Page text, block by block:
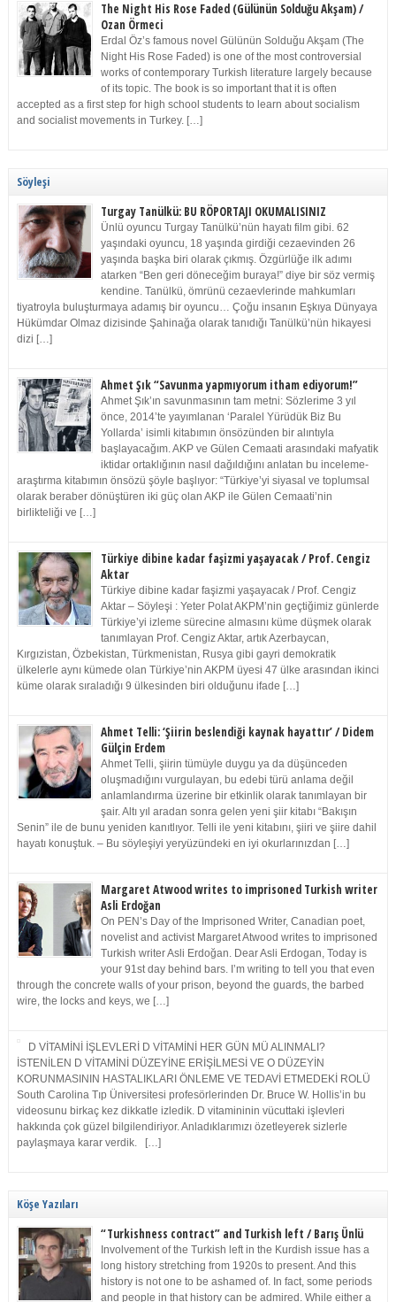
The Night His Rose Faded (Gülünün Solduğu Akşam) /
Ozan Örmeci
Erdal Öz’s famous novel Gülünün Solduğu Akşam (The
Night His Rose Faded) is one of the most controversial
works of contemporary Turkish literature largely because
of its topic. The book is so important that it is often
accepted as a first step for high school students to learn about socialism
and socialist movements in Turkey. […]
Söyleşi
Turgay Tanülkü: BU RÖPORTAJI OKUMALISINIZ
Ünlü oyuncu Turgay Tanülkü’nün hayatı film gibi. 62
yaşındaki oyuncu, 18 yaşında girdiği cezaevinden 26
yaşında başka biri olarak çıkmış. Özgürlüğe ilk adımı
atarken “Ben geri döneceğim buraya!” diye bir söz vermiş
kendine. Tanülkü, ömrünü cezaevlerinde mahkumları
tiyatroyla buluşturmaya adamış bir oyuncu… Çoğu insanın Eşkıya Dünyaya
Hükümdar Olmaz dizisinde Şahinağa olarak tanıdığı Tanülkü’nün hikayesi
dizi […]
Ahmet Şık “Savunma yapmıyorum itham ediyorum!”
Ahmet Şık’ın savunmasının tam metni: Sözlerime 3 yıl
önce, 2014’te yayımlanan ‘Paralel Yürüdük Biz Bu
Yollarda’ isimli kitabımın önsözünden bir alıntıyla
başlayacağım. AKP ve Gülen Cemaati arasındaki mafyatik
iktidar ortaklığının nasıl dağıldığını anlatan bu inceleme-
araştırma kitabımın önsözü şöyle başlıyor: “Türkiye’yi siyasal ve toplumsal
olarak beraber dönüştüren iki güç olan AKP ile Gülen Cemaati’nin
birlikteliği ve […]
Türkiye dibine kadar faşizmi yaşayacak / Prof. Cengiz
Aktar
Türkiye dibine kadar faşizmi yaşayacak / Prof. Cengiz
Aktar – Söyleşi : Yeter Polat AKPM’nin geçtiğimiz günlerde
Türkiye’yi izleme sürecine almasını küme düşmek olarak
tanımlayan Prof. Cengiz Aktar, artık Azerbaycan,
Kırgızistan, Özbekistan, Türkmenistan, Rusya gibi gayri demokratik
ülkelerle aynı kümede olan Türkiye’nin AKPM üyesi 47 ülke arasından ikinci
küme olarak sıraladığı 9 ülkesinden biri olduğunu ifade […]
Ahmet Telli: ‘Şiirin beslendiği kaynak hayattır’ / Didem
Gülçin Erdem
Ahmet Telli, şiirin tümüyle duygu ya da düşünceden
oluşmadığını vurgulayan, bu edebi türü anlama değil
anlamlandırma üzerine bir etkinlik olarak tanımlayan bir
şair. Altı yıl aradan sonra gelen yeni şiir kitabı “Bakışın
Senin” ile de bunu yeniden kanıtlıyor. Telli ile yeni kitabını, şiiri ve şiire dahil
hayatı konuştuk. – Bu söyleşiyi yeryüzündeki en iyi okurlarınızdan […]
Margaret Atwood writes to imprisoned Turkish writer
Asli Erdoğan
On PEN’s Day of the Imprisoned Writer, Canadian poet,
novelist and activist Margaret Atwood writes to imprisoned
Turkish writer Asli Erdoğan. Dear Asli Erdogan, Today is
your 91st day behind bars. I’m writing to tell you that even
through the concrete walls of your prison, beyond the guards, the barbed
wire, the locks and keys, we […]
D VİTAMİNİ İŞLEVLERİ D VİTAMİNİ HER GÜN MÜ ALINMALI?
İSTENİLEN D VİTAMİNİ DÜZEYİNE ERİŞİLMESİ VE O DÜZEYİN
KORUNMASININ HASTALIKLARI ÖNLEME VE TEDAVİ ETMEDEKİ ROLÜ
South Carolina Tıp Üniversitesi profesörlerinden Dr. Bruce W. Hollis’in bu
videosunu birkaç kez dikkatle izledik. D vitamininin vücuttaki işlevleri
hakkında çok güzel bilgilendiriyor. Anladıklarımızı özetleyerek sizlerle
paylaşmaya karar verdik. […]
Köşe Yazıları
“Turkishness contract” and Turkish left / Barış Ünlü
Involvement of the Turkish left in the Kurdish issue has a
long history stretching from 1920s to present. And this
history is not one to be ashamed of. In fact, some periods
and people in that history can be admired. While either a